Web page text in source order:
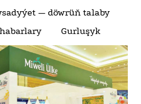
— döwrüň talaby
Gurluşyk